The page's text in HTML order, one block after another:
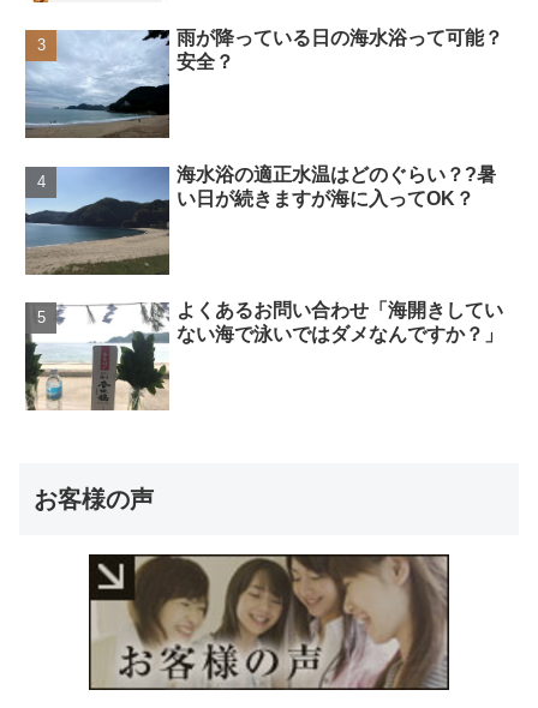
雨が降っている日の海水浴って可能？
安全？
海水浴の適正水温はどのぐらい？?暑
い日が続きますが海に入ってOK？
よくあるお問い合わせ「海開きしてい
ない海で泳いではダメなんですか？」
お客様の声